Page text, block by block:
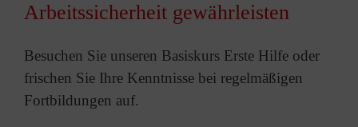
Arbeitssicherheit gewährleisten
Besuchen Sie unseren Basiskurs Erste Hilfe oder
frischen Sie Ihre Kenntnisse bei regelmäßigen
Fortbildungen auf.